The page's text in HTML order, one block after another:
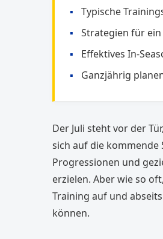
Typische
Strategien für
Effektives In-
Ganzjährig
Der Juli steht vor der
sich auf die
Progressionen und
erzielen. Aber wie so
Training auf und
können.